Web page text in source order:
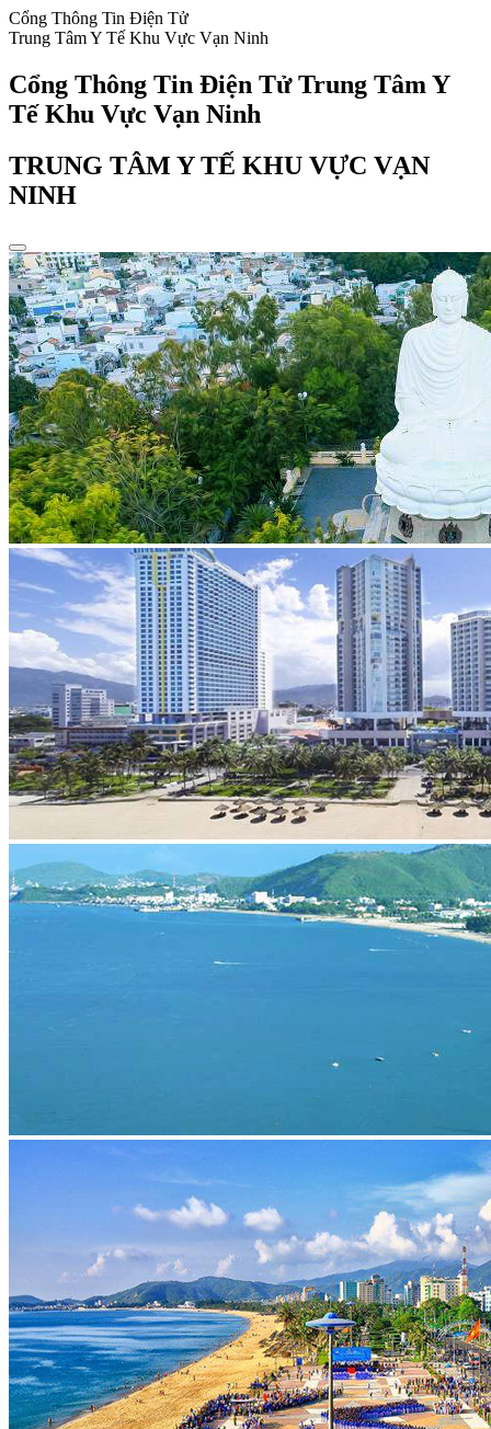
Cổng Thông Tin Điện Tử
Trung Tâm Y Tế Khu Vực Vạn Ninh
Cổng Thông Tin Điện Tử Trung Tâm Y
Tế Khu Vực Vạn Ninh
TRUNG TÂM Y TẾ KHU VỰC VẠN
NINH